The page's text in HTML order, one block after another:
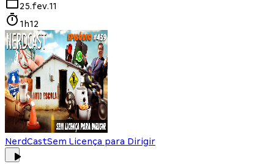
25.fev.11
1h12
NerdCastSem Licença para Dirigir